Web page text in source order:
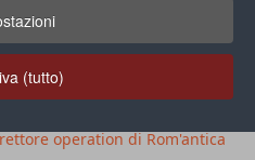
(tutto)
operation di Rom'antica